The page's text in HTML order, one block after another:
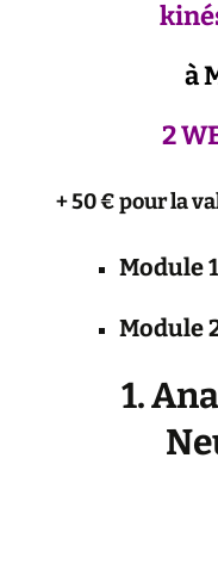
à
2
+ 50 € pour la
Module
Module
1.